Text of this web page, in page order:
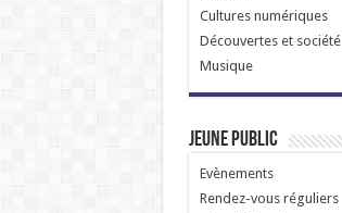
Cultures numériques
Découvertes et société
Musique
Jeune public
Evènements
Rendez-vous réguliers